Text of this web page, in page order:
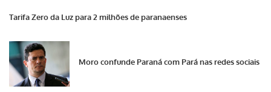
Tarifa Zero da Luz para 2 milhões de paranaenses
Moro confunde Paraná com Pará nas redes sociais